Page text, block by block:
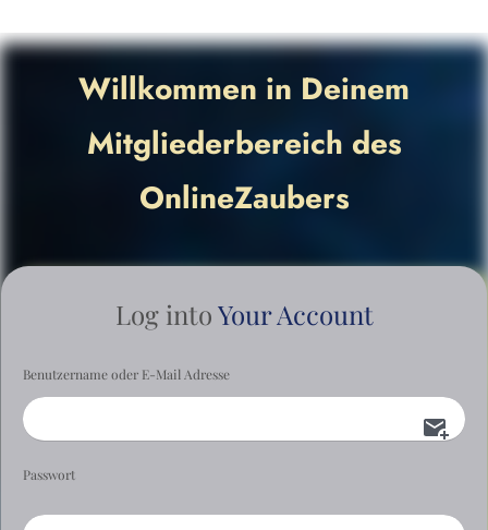
Willkommen in Deinem
Mitgliederbereich des
OnlineZaubers
Log intoYour Account
Benutzername oder E-Mail Adresse
Passwort